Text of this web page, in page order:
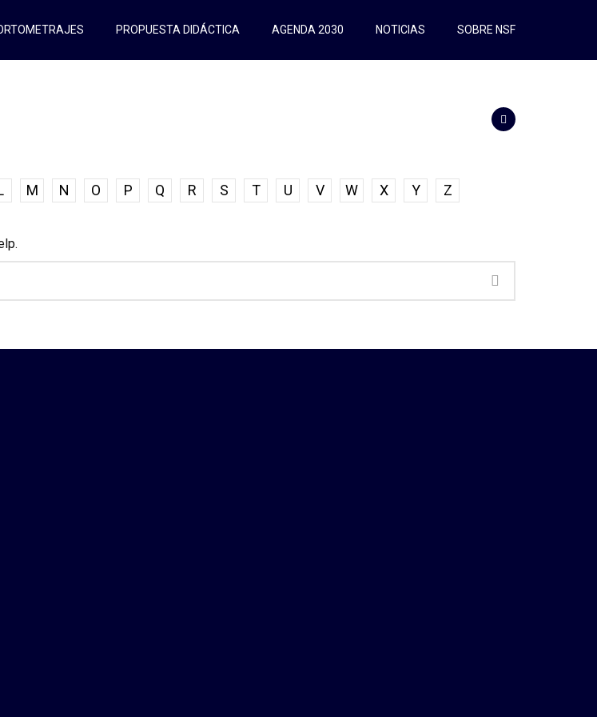
PROPUESTA DIDÁCTICA AGENDA 2030 NOTICIAS SOBRE NSF
M N O P Q R S T U V W X Y Z